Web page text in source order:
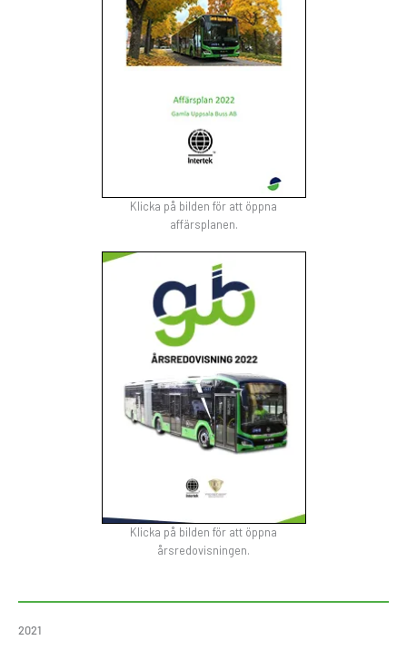
Klicka på bilden för att öppna
affärsplanen.
Klicka på bilden för att öppna
årsredovisningen.
2021